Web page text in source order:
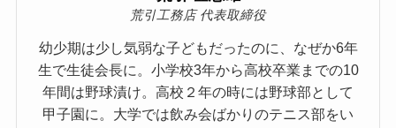
荒引工務店 代表取締役
幼少期は少し気弱な子どもだったのに、なぜか6年
生で生徒会長に。小学校3年から高校卒業までの10
年間は野球漬け。高校２年の時には野球部として
甲子園に。大学では飲み会ばかりのテニス部をい